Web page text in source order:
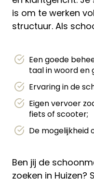
is om te werken
structuur. Als
Een goede
taal in woord en
Ervaring in de
Eigen vervoer
fiets of scooter;
De mogelijkheid
Ben jij de
zoeken in Huizen?